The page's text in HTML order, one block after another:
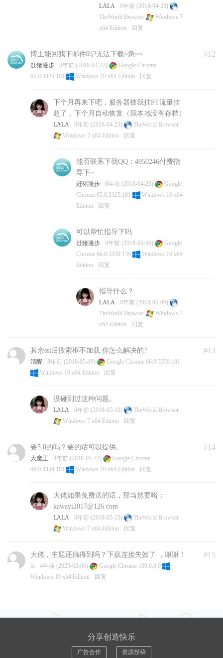
LALA
8年前 (2018-04-23)
TheWorld Browser
Windows 7
x64 Edition
回复
#12
博主能回我下邮件吗?无法下载~急~~
赶猪漫步 8年前 (2018-04-22)
Google Chrome
65.0.3325.181
Windows 10 x64 Edition 回复
下个月再来下吧，服务器被我挂PT流量挂
超了，下个月自动恢复（我本地没有存档）
LALA 8年前 (2018-04-23)
TheWorld Browser
Windows 7 x64 Edition
回复
能否联系下我QQ：4950246付费指
导下~
赶猪漫步 8年前 (2018-04-23)
Google
Chrome 65.0.3325.181
Windows 10 x64
Edition
回复
可以帮忙指导下吗
赶猪漫步 8年前 (2018-05-06)
Google
Chrome 66.0.3359.139
Windows 10 x64
Edition
回复
指导什么？
LALA
8年前 (2018-05-06)
TheWorld Browser
Windows 7
x64 Edition
回复
#13
其余ssl后搜索框不加载 你怎么解决的?
清醒 8年前 (2018-05-19)
Google Chrome 66.0.3359.181
Windows 10 x64 Edition
回复
没碰到过这种问题。
LALA 8年前 (2018-05-19)
TheWorld Browser
Windows 7 x64 Edition
回复
#14
要5.0的吗？要的话可以提供。
大魔王 8年前 (2018-05-22)
Google Chrome
66.0.3359.181
Windows 10 x64 Edition 回复
大佬如果免费送的话，那当然要咯：
kawayi2017@126.com
LALA 8年前 (2018-05-23)
TheWorld Browser
Windows 7 x64 Edition
回复
#15
大佬，主题还搞得到吗？下载连接失效了 ，谢谢！
hi 4年前 (2023-02-06)
Google Chrome 109.0.0.0
Windows 10 x64 Edition
回复
分享创造快乐
广告合作 资源投稿